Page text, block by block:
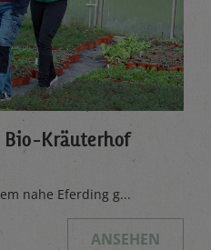
Bio-Kräuterhof
nahe Eferding g...
ANSEHEN